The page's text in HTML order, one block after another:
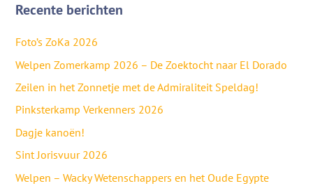
Recente berichten
Foto’s ZoKa 2026
Welpen Zomerkamp 2026 – De Zoektocht naar El Dorado
Zeilen in het Zonnetje met de Admiraliteit Speldag!
Pinksterkamp Verkenners 2026
Dagje kanoën!
Sint Jorisvuur 2026
Welpen – Wacky Wetenschappers en het Oude Egypte